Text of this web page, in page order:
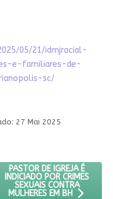
05/21/idmjracial-
e-familiares-de-
sc/
27 Mai 2025
À VIOLÊNCIA
PRÓXIMO ARTIGO: PASTOR
PASTOR DE IGREJA É
INDICIADO POR CRIMES
SEXUAIS CONTRA
MULHERES EM BH